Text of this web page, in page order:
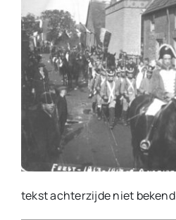
tekst achterzijde niet bekend